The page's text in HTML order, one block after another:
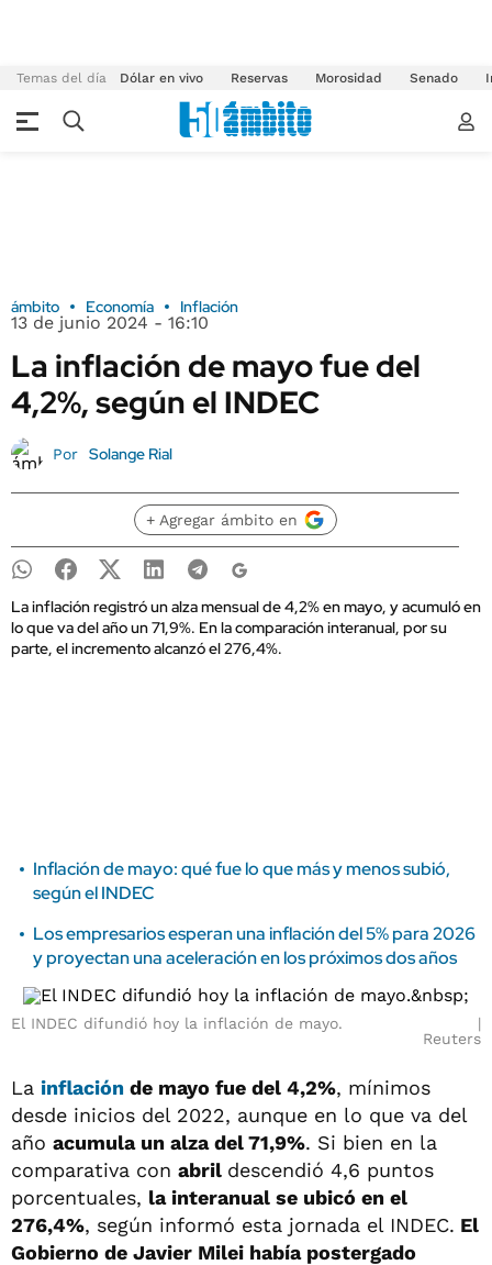
Temas del día Dólar en vivo Reservas Morosidad Senado
ámbito Economía Inflación
13 de junio 2024 - 16:10
La inflación de mayo fue del
4,2%, según el INDEC
Por Solange Rial
+ Agregar ámbito en
La inflación registró un alza mensual de 4,2% en mayo, y acumuló en
lo que va del año un 71,9%. En la comparación interanual, por su
parte, el incremento alcanzó el 276,4%.
Inflación de mayo: qué fue lo que más y menos subió,
según el INDEC
Los empresarios esperan una inflación del 5% para 2026
y proyectan una aceleración en los próximos dos años
El INDEC difundió hoy la inflación de mayo.
Reuters
La inflación de mayo fue del 4,2%, mínimos
desde inicios del 2022, aunque en lo que va del
año acumula un alza del 71,9%. Si bien en la
comparativa con abril descendió 4,6 puntos
porcentuales, la interanual se ubicó en el
276,4%, según informó esta jornada el INDEC. El
Gobierno de Javier Milei había postergado